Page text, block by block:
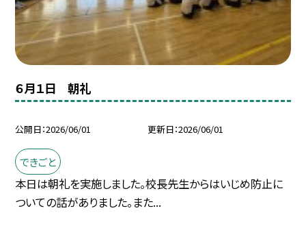
６月１日 朝礼
公開日 2026/06/01 更新日 2026/06/01
できごと
本日は朝礼を実施しました。校長先生からはいじめ防止に
ついての話がありました。また...